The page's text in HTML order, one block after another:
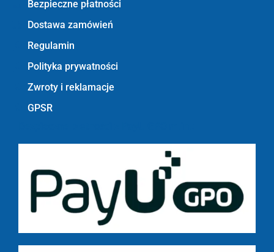
Bezpieczne płatności
Dostawa zamówień
Regulamin
Polityka prywatności
Zwroty i reklamacje
GPSR